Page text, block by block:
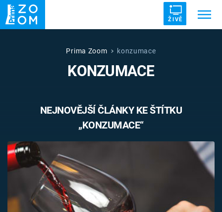
ŽIVĚ
UFO DRUHÁ SVĚTOVÁ VÁLKA
VETŘELCI DÁVNOVĚKU
Témata
Pořady
TV Program
Prima Zoom konzumace
KONZUMACE
NEJNOVĚJŠÍ ČLÁNKY KE ŠTÍTKU
„KONZUMACE“